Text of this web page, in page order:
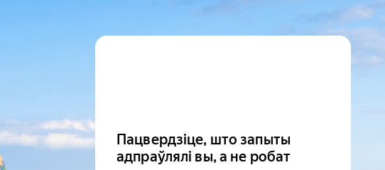
Пацвердзіце, што запыты
адпраўлялі вы, а не робат